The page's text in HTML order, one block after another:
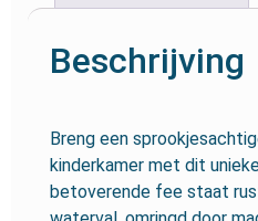
Beschrijving
Breng een
kinderkamer met dit
betoverende fee staat